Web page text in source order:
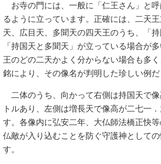
お寺の門には、一般に「仁王さん」と
るように立っています。正確には、二天
天、広目天、多聞天の四天王のうち、「持
「持国天と多聞天」が立っている場合が
王のどの二天かよく分からない場合も多
銘により、その像名が判明した珍しい例だ
二体のうち、向かって右側は持国天で
トルあり、左側は増長天で像高が二七一
す。各像内に弘安二年、大仏師法橋正快
仏敵が入り込むことを防ぐ守護神として
す。